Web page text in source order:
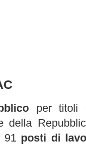
per titoli
della
91 posti di